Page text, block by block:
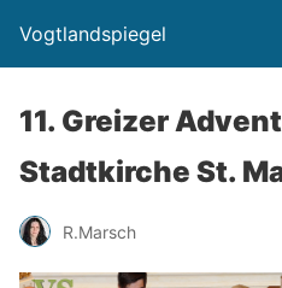
Vogtlandspiegel
11. Greizer
Stadtkirche St.
R.Marsch